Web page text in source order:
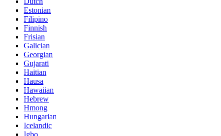
Estonian
Filipino
Finnish
Frisian
Galician
Georgian
Gujarati
Haitian
Hausa
Hawaiian
Hebrew
Hmong
Hungarian
Icelandic